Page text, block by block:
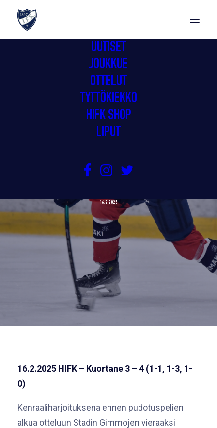
UUTISET
JOUKKUE
OTTELUT
TYTTÖKIEKKO
HIFK SHOP
LIPUT
GIMMOILLE TAPPIO RUNKOSARJAN
16.2.2025
16.2.2025 HIFK – Kuortane 3 – 4 (1-1, 1-3, 1-
0)
Kenraaliharjoituksena ennen pudotuspelien
alkua otteluun Stadin Gimmojen vieraaksi